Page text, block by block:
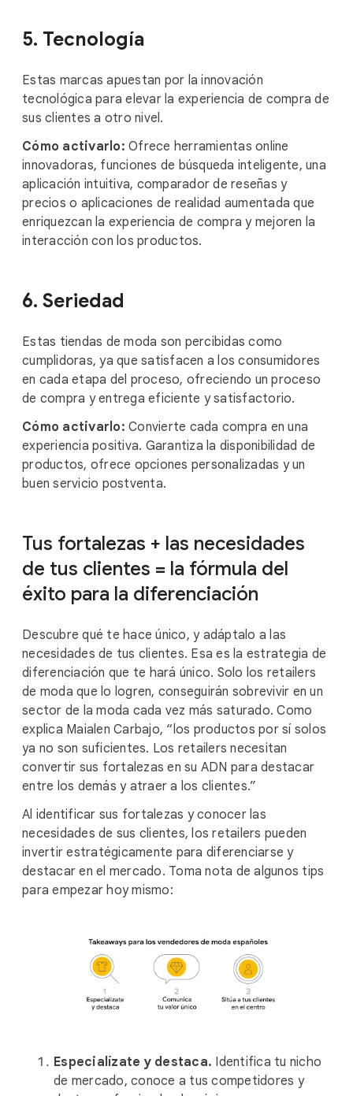
5. Tecnología
Estas marcas apuestan por la innovación
tecnológica para elevar la experiencia de compra de
sus clientes a otro nivel.
Cómo activarlo: Ofrece herramientas online
innovadoras, funciones de búsqueda inteligente, una
aplicación intuitiva, comparador de reseñas y
precios o aplicaciones de realidad aumentada que
enriquezcan la experiencia de compra y mejoren la
interacción con los productos.
6. Seriedad
Estas tiendas de moda son percibidas como
cumplidoras, ya que satisfacen a los consumidores
en cada etapa del proceso, ofreciendo un proceso
de compra y entrega eficiente y satisfactorio.
Cómo activarlo: Convierte cada compra en una
experiencia positiva. Garantiza la disponibilidad de
productos, ofrece opciones personalizadas y un
buen servicio postventa.
Tus fortalezas + las necesidades
de tus clientes = la fórmula del
éxito para la diferenciación
Descubre qué te hace único, y adáptalo a las
necesidades de tus clientes. Esa es la estrategia de
diferenciación que te hará único. Solo los retailers
de moda que lo logren, conseguirán sobrevivir en un
sector de la moda cada vez más saturado. Como
explica Maialen Carbajo, “los productos por sí solos
ya no son suficientes. Los retailers necesitan
convertir sus fortalezas en su ADN para destacar
entre los demás y atraer a los clientes.”
Al identificar sus fortalezas y conocer las
necesidades de sus clientes, los retailers pueden
invertir estratégicamente para diferenciarse y
destacar en el mercado. Toma nota de algunos tips
para empezar hoy mismo:
Especialízate y destaca. Identifica tu nicho
de mercado, conoce a tus competidores y